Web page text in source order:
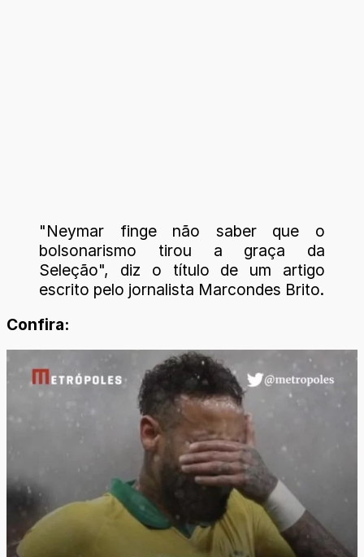
"Neymar finge não saber que o
bolsonarismo tirou a graça da
Seleção", diz o título de um artigo
escrito pelo jornalista Marcondes Brito.
Confira: